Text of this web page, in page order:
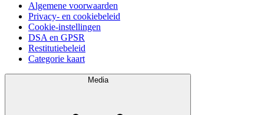
Algemene voorwaarden
Privacy- en cookiebeleid
Cookie-instellingen
DSA en GPSR
Restitutiebeleid
Categorie kaart
Media